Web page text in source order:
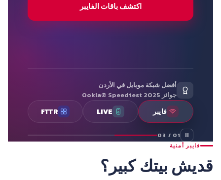
اكتشف باقات الفايبر
فايبر LIVE
FTTR
01 / 03
أفضل شبكة موبايل في الأردن
جوائز Ookla® Speedtest 2025
فايبر أمنية
قديش بيتك كبير؟